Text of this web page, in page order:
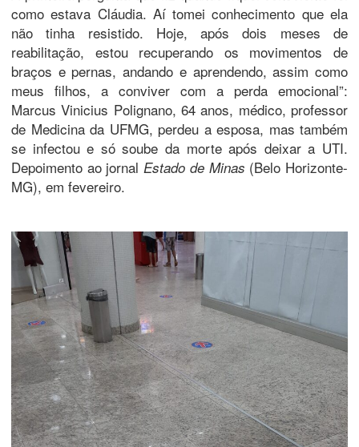
como estava Cláudia. Aí tomei conhecimento que ela
não tinha resistido. Hoje, após dois meses de
reabilitação, estou recuperando os movimentos de
braços e pernas, andando e aprendendo, assim como
meus filhos, a conviver com a perda emocional”:
Marcus Vinicius Polignano, 64 anos, médico, professor
de Medicina da UFMG, perdeu a esposa, mas também
se infectou e só soube da morte após deixar a UTI.
Depoimento ao jornalEstado de Minas (Belo Horizonte-
MG), em fevereiro.